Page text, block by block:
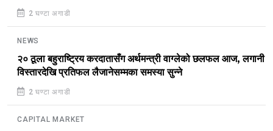
2 घण्टा अगाडी
NEWS
२० ठूला बहुराष्ट्रिय करदातासँग अर्थमन्त्री वाग्लेको छलफल आज, लगानी
विस्तारदेखि प्रतिफल लैजानेसम्मका समस्या सुन्ने
2 घण्टा अगाडी
CAPITAL MARKET